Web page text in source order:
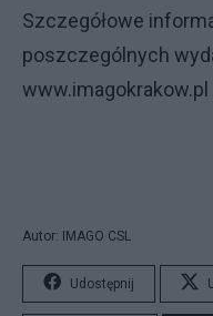
Szczegółowe
poszczególnych
www.imagokrakow.pl
Autor: IMAGO CSL
Udostępnij